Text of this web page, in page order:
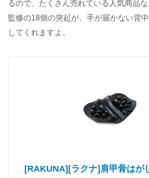
るので、たくさん売れている人気商品
監修の18個の突起が、手が届かない背
してくれますよ。
[RAKUNA][ラクナ]肩甲骨はが